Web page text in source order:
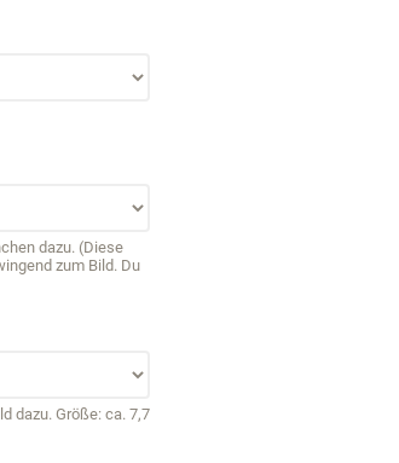
dazu. (Diese
zum Bild. Du
dazu. Größe: ca. 7,7